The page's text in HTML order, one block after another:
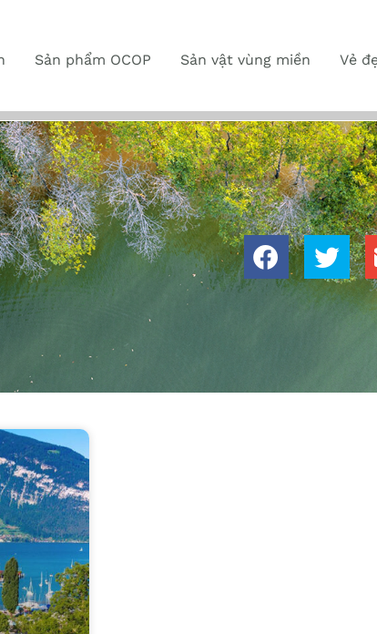
Sản phẩm OCOP Sản vật vùng miền Vẻ